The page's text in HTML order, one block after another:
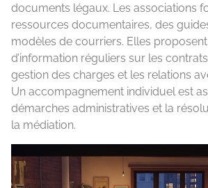
documents légaux. Les associations
ressources documentaires, des
modèles de courriers. Elles
d’information réguliers sur les
gestion des charges et les relations
Un accompagnement individuel est
démarches administratives et la
la médiation.